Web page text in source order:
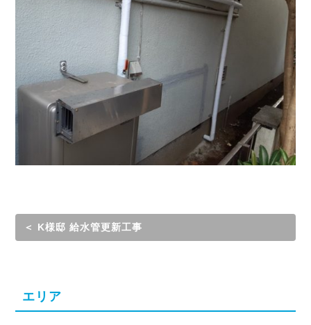
＜ K様邸 給水管更新工事
エリア